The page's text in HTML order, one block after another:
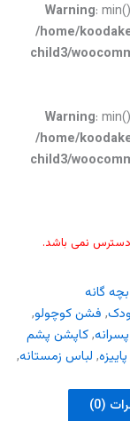
Warning:
/home/
child3/
Warning:
/home/
child3/
نمی باشد.
گانه
, فشن کوچولو,
,کاپشن پشم
, لباس زمستانه,
(0)